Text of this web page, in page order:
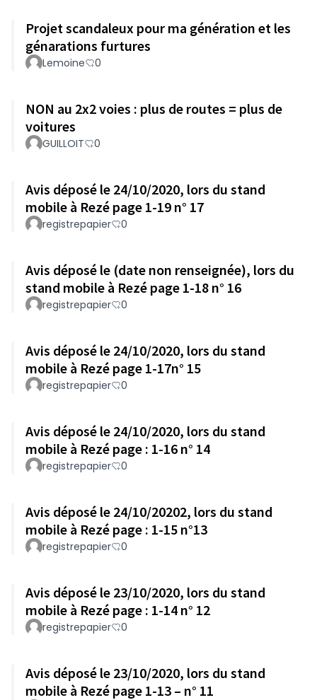
Projet scandaleux pour ma génération et les
génarations furtures
Lemoine 0
NON au 2x2 voies : plus de routes = plus de
voitures
GUILLOIT 0
Avis déposé le 24/10/2020, lors du stand
mobile à Rezé page 1-19 n° 17
registrepapier 0
Avis déposé le (date non renseignée), lors du
stand mobile à Rezé page 1-18 n° 16
registrepapier 0
Avis déposé le 24/10/2020, lors du stand
mobile à Rezé page 1-17n° 15
registrepapier 0
Avis déposé le 24/10/2020, lors du stand
mobile à Rezé page : 1-16 n° 14
registrepapier 0
Avis déposé le 24/10/20202, lors du stand
mobile à Rezé page : 1-15 n°13
registrepapier 0
Avis déposé le 23/10/2020, lors du stand
mobile à Rezé page : 1-14 n° 12
registrepapier 0
Avis déposé le 23/10/2020, lors du stand
mobile à Rezé page 1-13 – n° 11